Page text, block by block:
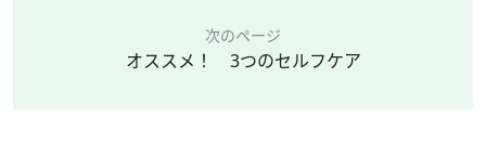
次のページ
オススメ！ 3つのセルフケア